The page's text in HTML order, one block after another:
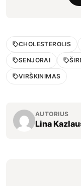
CHOLESTEROLIS
SENJORAI
VIRŠKINIMAS
AUTORIUS
Lina